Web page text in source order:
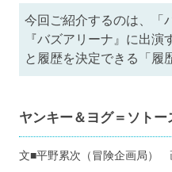
今回ご紹介するのは、
『バズアリーナ』に出演
と履歴を決定できる「履
ヤンキー＆ヨグ＝ソトー
文■平野累次（冒険企画局）